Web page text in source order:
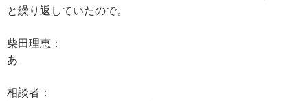
と繰り返していたので。
柴田理恵：
あ
相談者：